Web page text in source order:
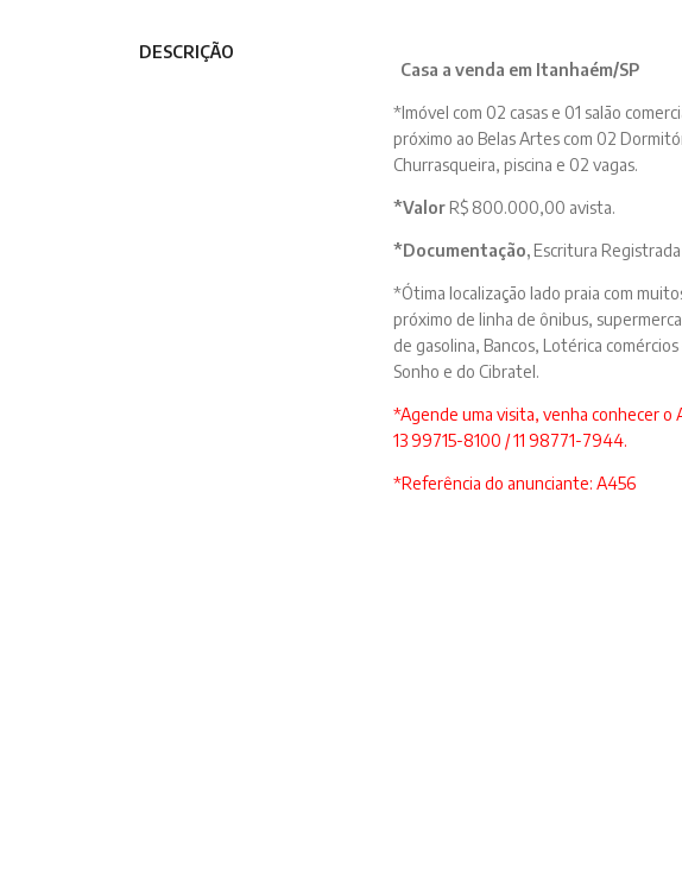
DESCRIÇÃO
Casa a venda em Itanhaém/SP
*Imóvel com 02 casas e 01 salão
próximo ao Belas Artes com 02
Churrasqueira, piscina e 02 vagas.
*Valor R$ 800.000,00 avista.
*Documentação, Escritura
*Ótima localização lado praia com
próximo de linha de ônibus,
de gasolina, Bancos, Lotérica
Sonho e do Cibratel.
*Agende uma visita, venha conhecer o
13 99715-8100 / 11 98771-7944.
*Referência do anunciante: A456